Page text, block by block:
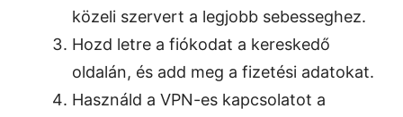
közeli szervert a legjobb sebesseghez.
Hozd letre a fiókodat a kereskedő
oldalán, és add meg a fizetési adatokat.
Használd a VPN-es kapcsolatot a